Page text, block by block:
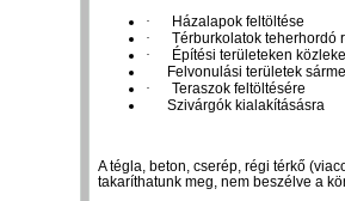
·
Házalapok feltöltése
·
Térburkolatok teherhordó
·
Építési területeken
Felvonulási területek
·
Teraszok feltöltésére
Szivárgók kialakításásra
A tégla, beton, cserép, régi térkő
takaríthatunk meg, nem beszélve a